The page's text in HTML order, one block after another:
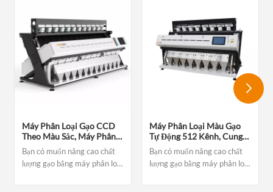
Máy Phân Loại Gạo CCD
Theo Màu Sắc, Máy Phân
Loại Hạt Gạo Tự Động
Theo Hình Dạng, Máy
Phân Loại Gạo Theo Màu
Bạn có muốn nâng cao chất
lượng gạo bằng máy phân loại
hội sử dụng công nghệ cao
Máy Phân Loại Màu Gạo
Tự Động 512 Kênh, Cung
Cấp Từ Nhà Máy
Bạn có muốn nâng cao chất
lượng gạo bằng máy phân loại
hội sử dụng công nghệ cao